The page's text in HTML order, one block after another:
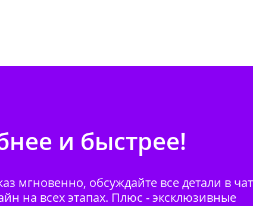
и быстрее!
мгновенно, обсуждайте все детали в
на всех этапах. Плюс - эксклюзивные